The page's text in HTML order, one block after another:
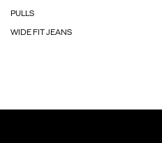
PULLS
WIDE FIT JEANS